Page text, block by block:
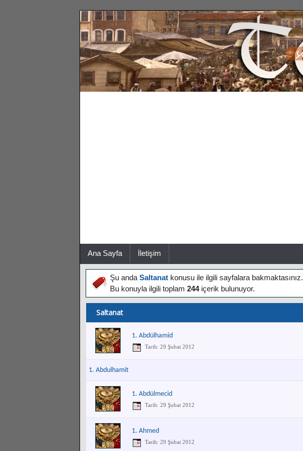
Ana Sayfa İletişim
Şu anda Saltanat konusu ile ilgili sayfalara bakmaktasınız.
Bu konuyla ilgili toplam 244içerik bulunuyor.
Saltanat
1. Abdülhamid
Tarih: 29 Şubat 2012
1. Abdulhamit
1. Abdülmecid
Tarih: 29 Şubat 2012
1. Ahmed
Tarih: 29 Şubat 2012